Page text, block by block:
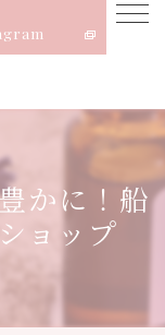
かに！船
ョップ